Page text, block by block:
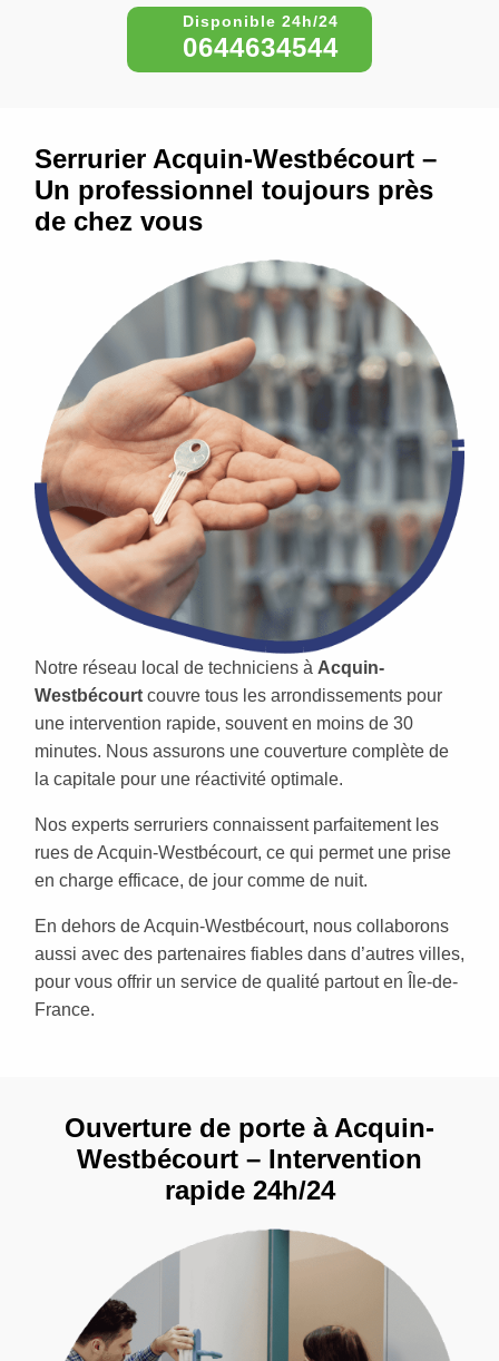
0644634544
Serrurier Acquin-Westbécourt –
Un professionnel toujours près
de chez vous
Notre réseau local de techniciens à Acquin-
Westbécourt couvre tous les arrondissements pour
une intervention rapide, souvent en moins de 30
minutes. Nous assurons une couverture complète de
la capitale pour une réactivité optimale.
Nos experts serruriers connaissent parfaitement les
rues de Acquin-Westbécourt, ce qui permet une prise
en charge efficace, de jour comme de nuit.
En dehors de Acquin-Westbécourt, nous collaborons
aussi avec des partenaires fiables dans d’autres villes,
pour vous offrir un service de qualité partout en Île-de-
France.
Ouverture de porte à Acquin-
Westbécourt – Intervention
rapide 24h/24